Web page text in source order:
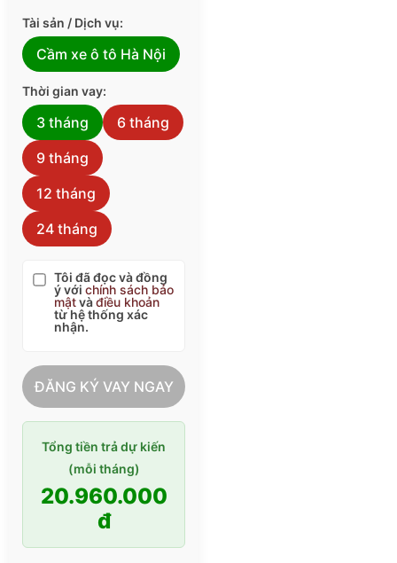
Tài sản / Dịch vụ:
Cầm xe ô tô Hà Nội
Thời gian vay:
3 tháng
6 tháng
9 tháng
12 tháng
24 tháng
Tôi đã đọc và đồng
ý với chính sách bảo
mậtvàđiều khoản
từ hệ thống xác
nhận.
ĐĂNG KÝ VAY NGAY
Tổng tiền trả dự kiến
(mỗi tháng)
20.960.000
đ